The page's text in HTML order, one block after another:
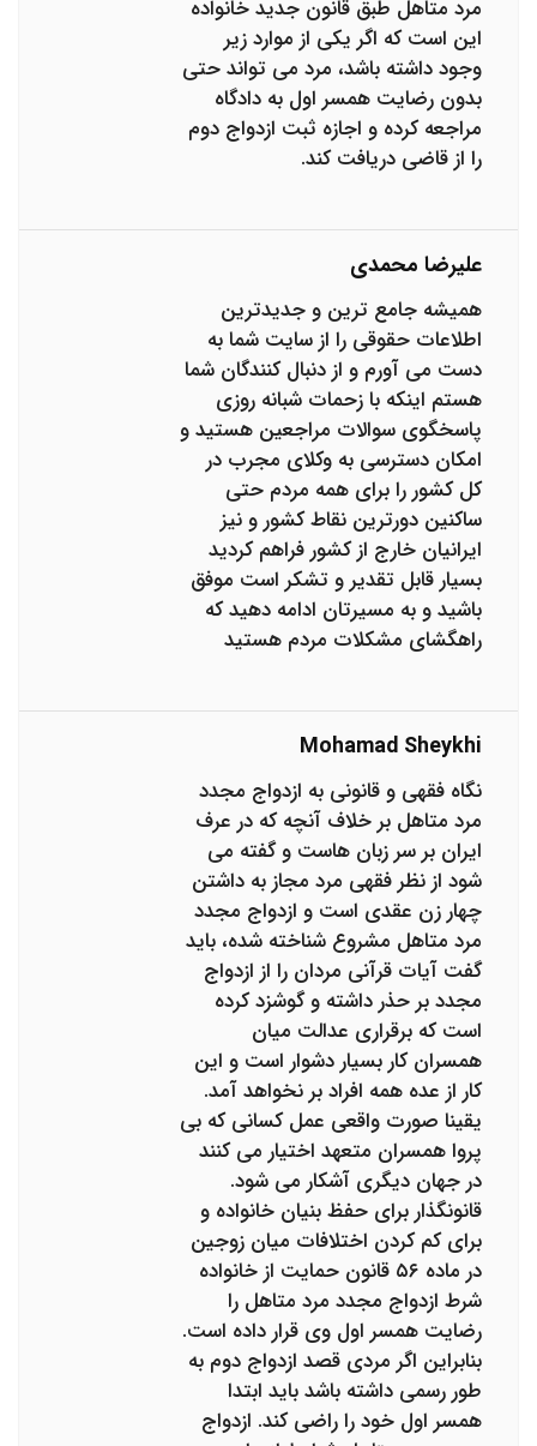
مرد متاهل طبق قانون جدید خانواده
این است که اگر یکی از موارد زیر
وجود داشته باشد، مرد می تواند حتی
بدون رضایت همسر اول به دادگاه
مراجعه کرده و اجازه ثبت ازدواج دوم
را از قاضی دریافت کند.
علیرضا محمدی
همیشه جامع ترین و جدیدترین
اطلاعات حقوقی را از سایت شما به
دست می آورم و از دنبال کنندگان شما
هستم اینکه با زحمات شبانه روزی
پاسخگوی سوالات مراجعین هستید و
امکان دسترسی به وکلای مجرب در
کل کشور را برای همه مردم حتی
ساکنین دورترین نقاط کشور و نیز
ایرانیان خارج از کشور فراهم کردید
بسیار قابل تقدیر و تشکر است موفق
باشید و به مسیرتان ادامه دهید که
راهگشای مشکلات مردم هستید
Mohamad Sheykhi
نگاه فقهی و قانونی به ازدواج مجدد
مرد متاهل بر خلاف آنچه که در عرف
ایران بر سر زبان هاست و گفته می
شود از نظر فقهی مرد مجاز به داشتن
چهار زن عقدی است و ازدواج مجدد
مرد متاهل مشروع شناخته شده، باید
گفت آیات قرآنی مردان را از ازدواج
مجدد بر حذر داشته و گوشزد کرده
است که برقراری عدالت میان
همسران کار بسیار دشوار است و این
کار از عده همه افراد بر نخواهد آمد.
یقینا صورت واقعی عمل کسانی که بی
پروا همسران متعهد اختیار می کنند
در جهان دیگری آشکار می شود.
قانونگذار برای حفظ بنیان خانواده و
برای کم کردن اختلافات میان زوجین
در ماده ۵۶ قانون حمایت از خانواده
شرط ازدواج مجدد مرد متاهل را
رضایت همسر اول وی قرار داده است.
بنابراین اگر مردی قصد ازدواج دوم به
طور رسمی داشته باشد باید ابتدا
همسر اول خود را راضی کند. ازدواج